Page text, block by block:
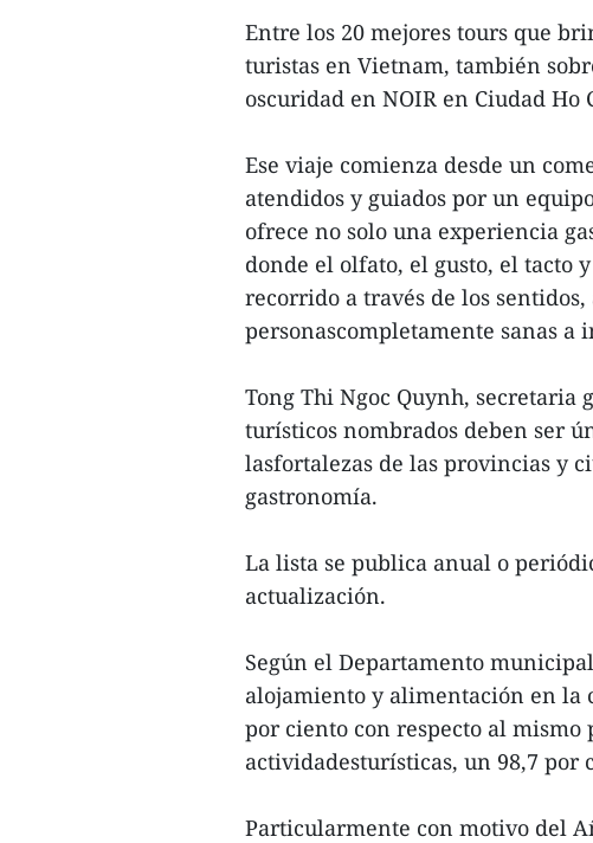
Entre los 20 mejores tours que
turistas en Vietnam, también
oscuridad en NOIR en Ciudad Ho
Ese viaje comienza desde un
atendidos y guiados por un
ofrece no solo una experiencia
donde el olfato, el gusto, el tacto
recorrido a través de los sentidos,
personascompletamente sanas a
Tong Thi Ngoc Quynh, secretaria
turísticos nombrados deben ser
lasfortalezas de las provincias y
gastronomía.
La lista se publica anual o
actualización.
Según el Departamento
alojamiento y alimentación en la
por ciento con respecto al mismo
actividadesturísticas, un 98,7 por
Particularmente con motivo del